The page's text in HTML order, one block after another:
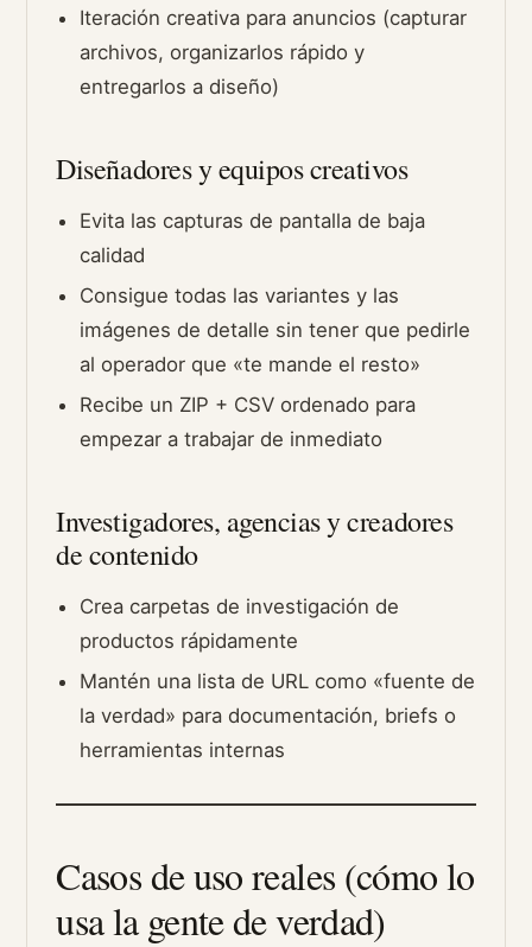
Iteración creativa para anuncios (capturar
archivos, organizarlos rápido y
entregarlos a diseño)
Diseñadores y equipos creativos
Evita las capturas de pantalla de baja
calidad
Consigue todas las variantes y las
imágenes de detalle sin tener que pedirle
al operador que «te mande el resto»
Recibe un ZIP + CSV ordenado para
empezar a trabajar de inmediato
Investigadores, agencias y creadores
de contenido
Crea carpetas de investigación de
productos rápidamente
Mantén una lista de URL como «fuente de
la verdad» para documentación, briefs o
herramientas internas
Casos de uso reales (cómo lo
usa la gente de verdad)